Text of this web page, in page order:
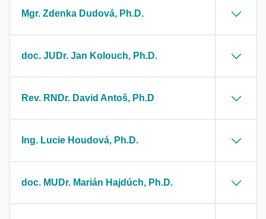
Mgr. Zdenka Dudová, Ph.D.
doc. JUDr. Jan Kolouch, Ph.D.
Rev. RNDr. David Antoš, Ph.D
Ing. Lucie Houdová, Ph.D.
doc. MUDr. Marián Hajdúch, Ph.D.